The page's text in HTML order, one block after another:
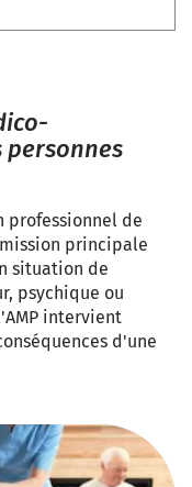
personnes
professionnel de
principale
situation de
psychique ou
intervient
d'une